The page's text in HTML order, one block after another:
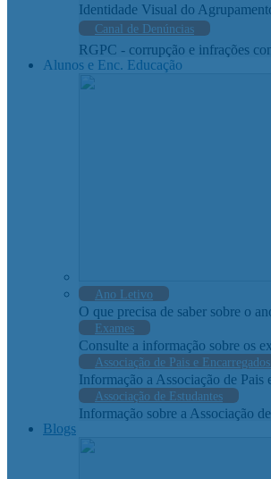
Identidade Visual do
Canal de Denúncias
RGPC - corrupção e infrações
Alunos e Enc. Educação
Ano Letivo
O que precisa de saber sobre o
Exames
Consulte a informação sobre os
Associação de Pais e
Informação a Associação de Pais
Associação de Estudantes
Informação sobre a Associação
Blogs